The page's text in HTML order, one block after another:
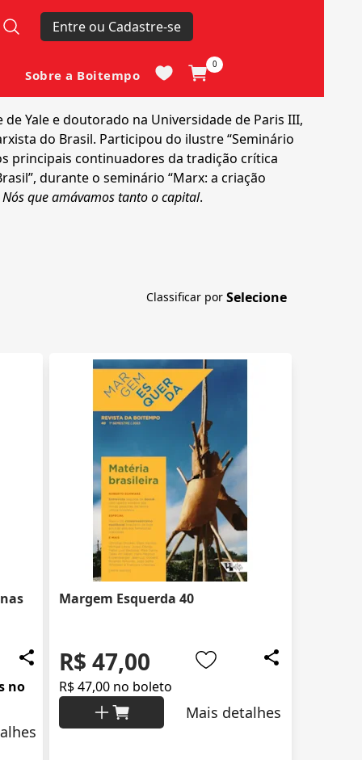
Entre ou Cadastre-se
Sobre a Boitempo
0
Yale e doutorado na Universidade de Paris III,
do Brasil. Participou do ilustre “Seminário
principais continuadores da tradição crítica
durante o seminário “Marx: a criação
Nós que amávamos tanto o capital.
Classificar por
no
Margem Esquerda 40
R$ 47,00
R$ 47,00 no boleto
Mais detalhes